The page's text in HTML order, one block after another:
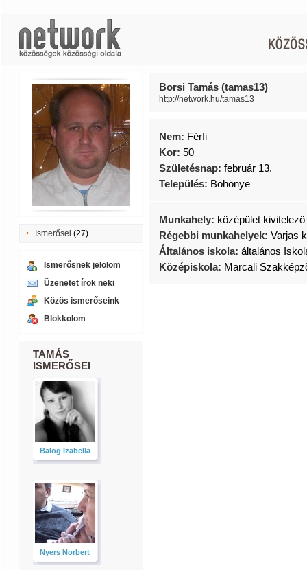
Ismerősei (27)
Ismerősnek jelölöm
Üzenetet írok neki
Közös ismerőseink
Blokkolom
TAMÁS
ISMERŐSEI
Balog Izabella
Nyers Norbert
Borsi Tamás (tamas13)
http://network.hu/tamas13
Nem: Férfi
Kor: 50
Születésnap: február 13.
Település: Böhönye
Munkahely: középület
Régebbi munkahelyek: Varjas
Általános iskola: általános
Középiskola: Marcali